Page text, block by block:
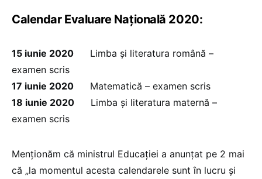
Calendar Evaluare Națională 2020:
15 iunie 2020 Limba şi literatura română –
examen scris
17 iunie 2020 Matematică – examen scris
18 iunie 2020 Limba şi literatura maternă –
examen scris
Menționăm că ministrul Educației a anunțat pe 2 mai
că „la momentul acesta calendarele sunt în lucru și